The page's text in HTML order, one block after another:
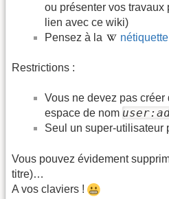
ou présenter vos
lien avec ce wiki)
Pensez à la
nétiquette
Restrictions :
Vous ne devez pas
espace de nom
Seul un super-utilisateur
Vous pouvez évidement
titre)…
A vos claviers !